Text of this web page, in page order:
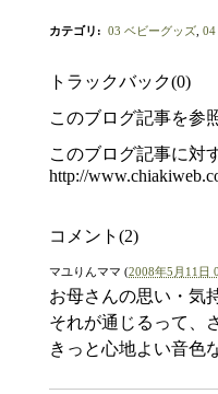
カテゴリ : 03 ベビーグッズ, 04
トラックバック(0)
このブログ記事を参
このブログ記事に対
http://
コメント(2)
マユりんママ (2008年5月11日
お母さんの思い・気
それが通じるって、
きっと心地よい音色